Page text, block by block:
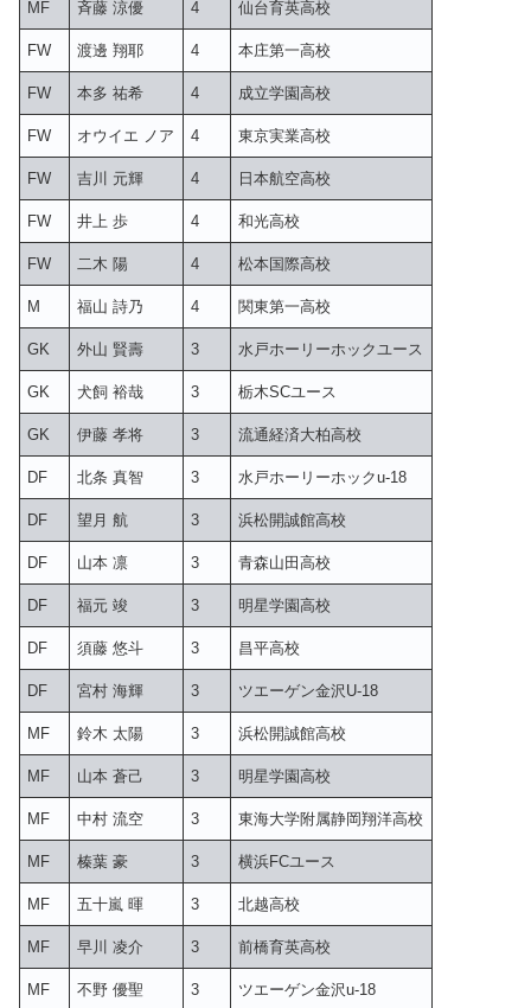
MF 斉藤 涼優 4 仙台育英高校
FW 渡邊 翔耶 4 本庄第一高校
FW 本多 祐希 4 成立学園高校
FW オウイエ ノア 4 東京実業高校
FW 吉川 元輝 4 日本航空高校
FW 井上 歩 4 和光高校
FW 二木 陽 4 松本国際高校
M 福山 詩乃 4 関東第一高校
GK 外山 賢壽 3 水戸ホーリーホックユース
GK 犬飼 裕哉 3 栃木SCユース
GK 伊藤 孝将 3 流通経済大柏高校
DF 北条 真智 3 水戸ホーリーホックu-18
DF 望月 航 3 浜松開誠館高校
DF 山本 凛 3 青森山田高校
DF 福元 竣 3 明星学園高校
DF 須藤 悠斗 3 昌平高校
DF 宮村 海輝 3 ツエーゲン金沢U-18
MF 鈴木 太陽 3 浜松開誠館高校
MF 山本 蒼己 3 明星学園高校
MF 中村 流空 3 東海大学附属静岡翔洋高校
MF 榛葉 豪 3 横浜FCユース
MF 五十嵐 暉 3 北越高校
MF 早川 凌介 3 前橋育英高校
MF 不野 優聖 3 ツエーゲン金沢u-18